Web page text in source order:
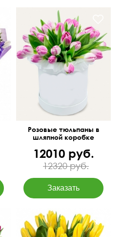
Цена и размер зависит от
количества цветов
Розовые тюльпаны в
шляпной коробке
12010 руб.
12320 руб.